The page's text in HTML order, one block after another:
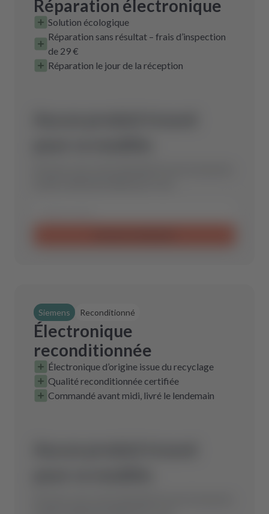
Réparation électronique
Solution écologique
Réparation sans résultat – frais d’inspection
de 29 €
Réparation le jour de la réception
Siemens Reconditionné
Électronique
reconditionnée
Électronique d’origine issue du recyclage
Qualité reconditionnée certifiée
Commandé avant midi, livré le lendemain